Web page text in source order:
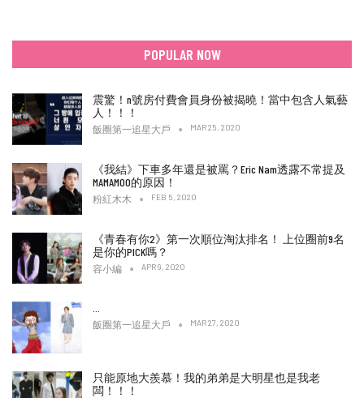
POPULAR NOW
震驚！n號房付費會員身份被揭曉！當中包含人氣藝
人！！！
飯圈第一追星大戶 MAR 25, 2020
《我結》下車多年還是被罵？Eric Nam透露不常提及
MAMAMOO的原因！
粉紅木木 FEB 5, 2020
《青春有你2》第一次順位淘汰排名！ 上位圈前9名
是你的PICK嗎？
容小編 APR 9, 2020
飯圈第一追星大戶 MAR 27, 2020
只能原地大羨慕！我的弟弟是大明星也是我老
闆！！！